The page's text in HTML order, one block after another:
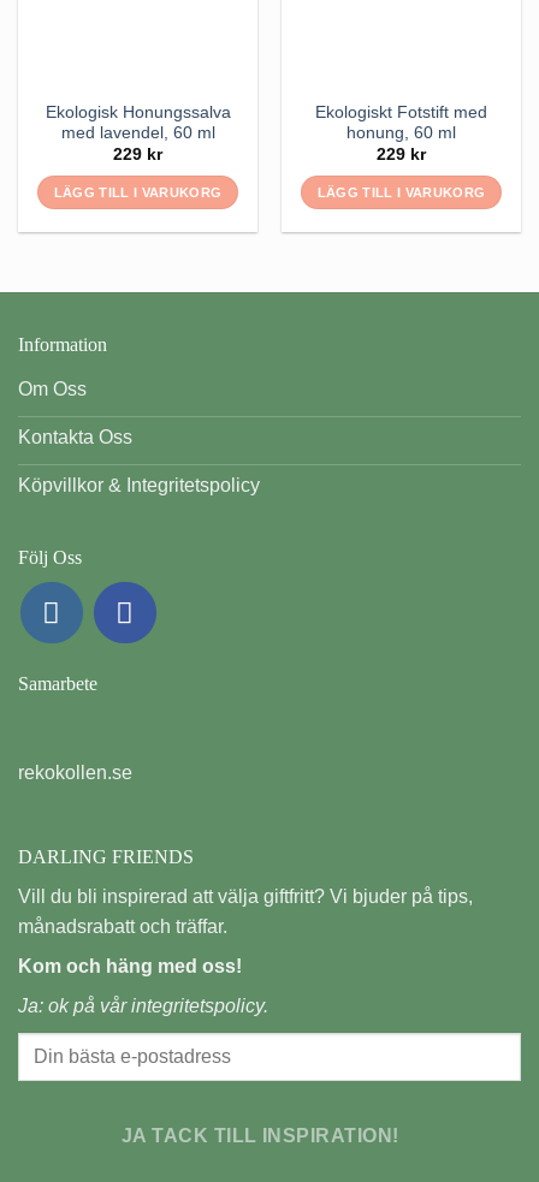
Ekologisk Honungssalva
med lavendel, 60 ml
229 kr
LÄGG TILL I VARUKORG
Ekologiskt Fotstift med
honung, 60 ml
229 kr
LÄGG TILL I VARUKORG
Information
Om Oss
Kontakta Oss
Köpvillkor & Integritetspolicy
Följ Oss
Samarbete
rekokollen.se
DARLING FRIENDS
Vill du bli inspirerad att välja giftfritt? Vi bjuder på tips,
månadsrabatt och träffar.
Kom och häng med oss!
Ja: ok på vårintegritetspolicy.
JA TACK TILL INSPIRATION!